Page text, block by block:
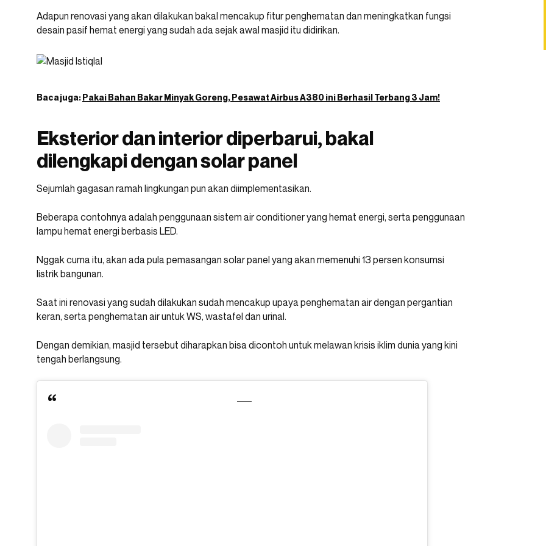
Adapun renovasi yang akan dilakukan bakal mencakup fitur penghematan dan meningkatkan fungsi
desain pasif hemat energi yang sudah ada sejak awal masjid itu didirikan.
Baca juga:Pakai Bahan Bakar Minyak Goreng, Pesawat Airbus A380 ini Berhasil Terbang 3 Jam!
Eksterior dan interior diperbarui, bakal
dilengkapi dengan solar panel
Sejumlah gagasan ramah lingkungan pun akan diimplementasikan.
Beberapa contohnya adalah penggunaan sistem air conditioner yang hemat energi, serta penggunaan
lampu hemat energi berbasis LED.
Nggak cuma itu, akan ada pula pemasangan solar panel yang akan memenuhi 13 persen konsumsi
listrik bangunan.
Saat ini renovasi yang sudah dilakukan sudah mencakup upaya penghematan air dengan pergantian
keran, serta penghematan air untuk WS, wastafel dan urinal.
Dengan demikian, masjid tersebut diharapkan bisa dicontoh untuk melawan krisis iklim dunia yang kini
tengah berlangsung.